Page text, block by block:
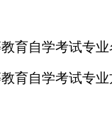
育自学考试专
育自学考试专